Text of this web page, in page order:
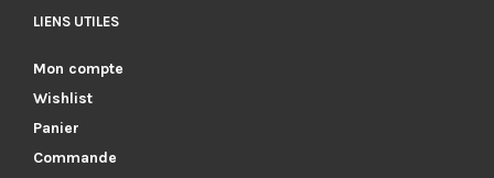
LIENS UTILES
Mon compte
Wishlist
Panier
Commande